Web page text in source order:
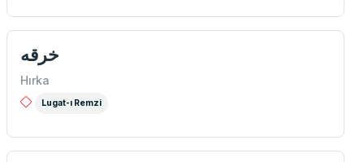
خرقه
Hırka
Lugat-ı Remzi